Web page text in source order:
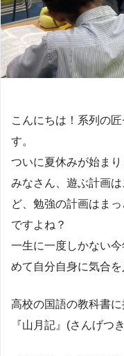
こんにちは！系列の
す。
ついに夏休みが始まり
みなさん、遊ぶ計画
ど、勉強の計画はま
ですよね？
一生に一度しかない
めて自分自身に気合を
高校の国語の教科書
『山月記』(さんげつ